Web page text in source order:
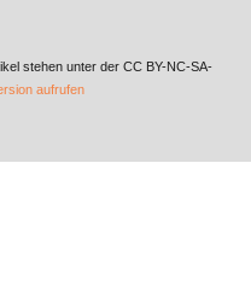
stehen unter der CC BY-NC-SA-
aufrufen